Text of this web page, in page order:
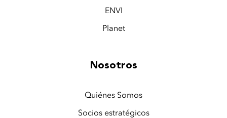
ENVI
Planet
Nosotros
Quiénes Somos
Socios estratégicos